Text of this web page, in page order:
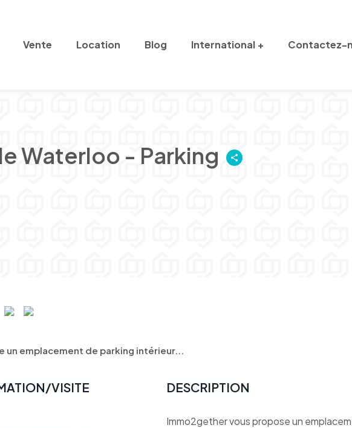
Vente Location Blog International Contactez-
Waterloo - Parking
un emplacement de parking intérieur...
VISITE DESCRIPTION
Immo2gether vous propose un